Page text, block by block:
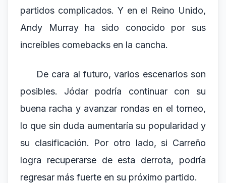
partidos complicados. Y en el Reino Unido,
Andy Murray ha sido conocido por sus
increíbles comebacks en la cancha.
De cara al futuro, varios escenarios son
posibles. Jódar podría continuar con su
buena racha y avanzar rondas en el torneo,
lo que sin duda aumentaría su popularidad y
su clasificación. Por otro lado, si Carreño
logra recuperarse de esta derrota, podría
regresar más fuerte en su próximo partido.